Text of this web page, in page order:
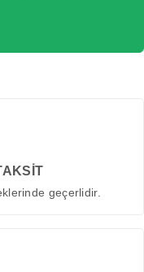
geçerlidir.